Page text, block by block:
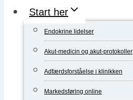
Start her
Endokrine lidelser
Akut-medicin og akut-protokoller
Adfærdsforståelse i klinikken
Markedsføring online